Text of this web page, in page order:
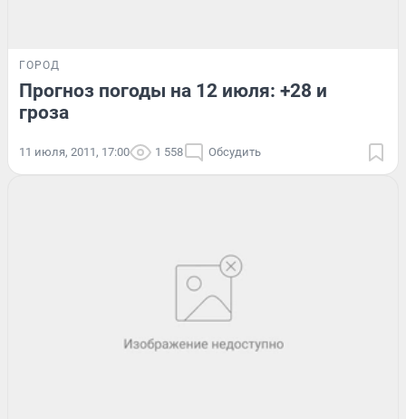
ГОРОД
Прогноз погоды на 12 июля: +28 и
гроза
11 июля, 2011, 17:00 1 558 Обсудить